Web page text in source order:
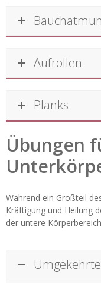
Aufrollen
Planks
Übungen
Während ein Großteil
Kräftigung und Heilung
der untere